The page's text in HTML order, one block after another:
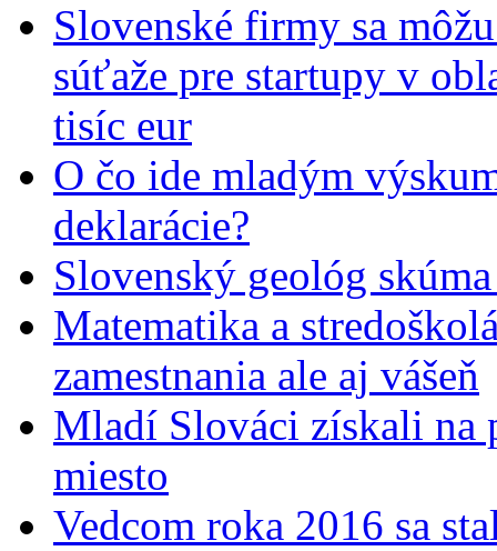
Slovenské firmy sa
súťaže pre startupy v
tisíc eur
O čo ide mladým
deklarácie?
Slovenský geológ
Matematika a
zamestnania ale aj vášeň
Mladí Slováci získali na
miesto
Vedcom roka 2016 sa